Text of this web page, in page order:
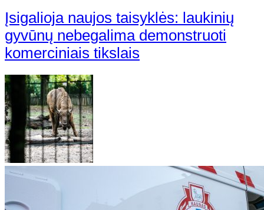
Įsigalioja naujos taisyklės: laukinių
gyvūnų nebegalima demonstruoti
komerciniais tikslais